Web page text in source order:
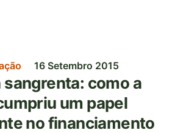
16 Setembro 2015
como a
um papel
no financiamento